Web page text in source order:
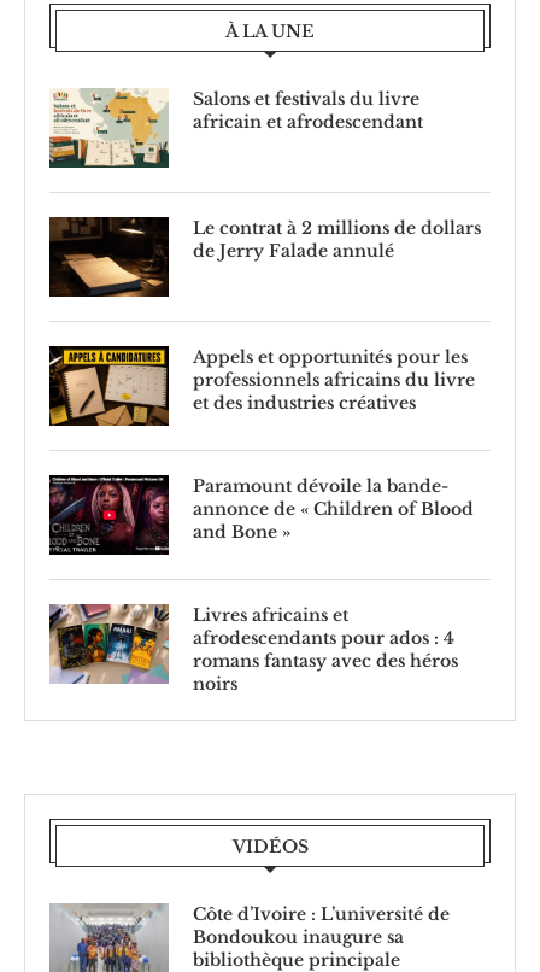
À LA UNE
Salons et festivals du livre
africain et afrodescendant
Le contrat à 2 millions de dollars
de Jerry Falade annulé
Appels et opportunités pour les
professionnels africains du livre
et des industries créatives
Paramount dévoile la bande-
annonce de « Children of Blood
and Bone »
Livres africains et
afrodescendants pour ados : 4
romans fantasy avec des héros
noirs
VIDÉOS
Côte d’Ivoire : L’université de
Bondoukou inaugure sa
bibliothèque principale